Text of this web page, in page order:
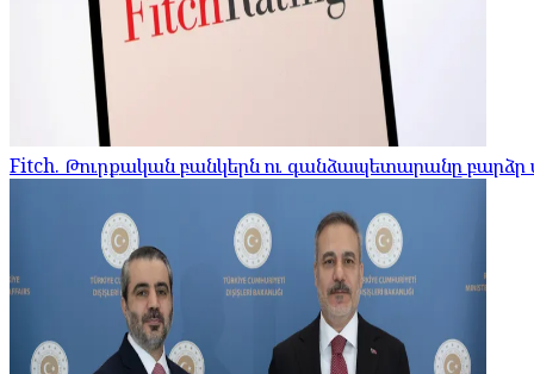
Fitch. Թուրքական բանկերն ու գանձապետարանը բարձր